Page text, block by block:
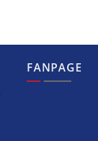
FANPAGE